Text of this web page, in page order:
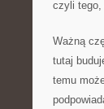
czyli tego,
Ważną
tutaj
temu